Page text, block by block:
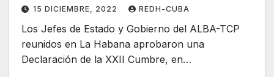
15 DICIEMBRE, 2022 REDH-CUBA
Los Jefes de Estado y Gobierno del ALBA-TCP
reunidos en La Habana aprobaron una
Declaración de la XXII Cumbre, en…